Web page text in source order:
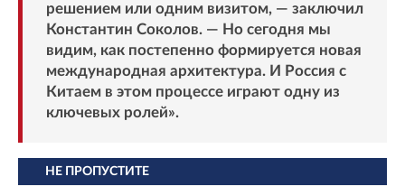
решением или одним визитом, — заключил
Константин Соколов. — Но сегодня мы
видим, как постепенно формируется новая
международная архитектура. И Россия с
Китаем в этом процессе играют одну из
ключевых ролей».
НЕ ПРОПУСТИТЕ